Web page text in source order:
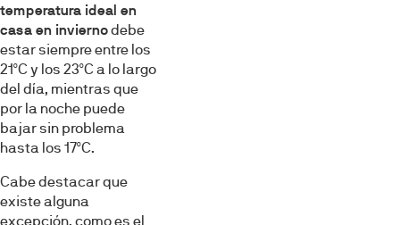
temperatura ideal en
casa en inviernodebe
estar siempre entre los
21ºC y los 23ºC a lo largo
del día, mientras que
por la noche puede
bajar sin problema
hasta los 17ºC.
Cabe destacar que
existe alguna
excepción, como es el